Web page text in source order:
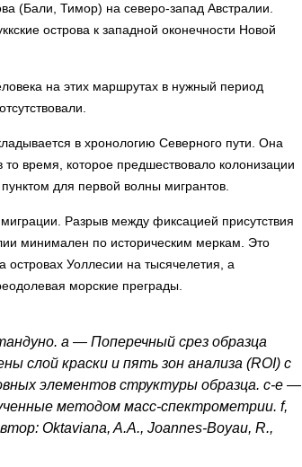
(Бали, Тимор) на северо-запад Австралии.
острова к западной оконечности Новой
на этих маршрутах в нужный период
в хронологию Северного пути. Она
то время, которое предшествовало колонизации
для первой волны мигрантов.
Разрыв между фиксацией присутствия
минимален по историческим меркам. Это
островах Уоллесии на тысячелетия, а
морские преграды.
a — Поперечный срез образца
слой краски и пять зон анализа (ROI) с
элементов структуры образца. c-e —
методом масс-спектрометрии. f,
Oktaviana, A.A., Joannes-Boyau, R.,